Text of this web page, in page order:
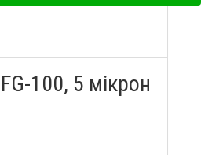
100, 5 мікрон